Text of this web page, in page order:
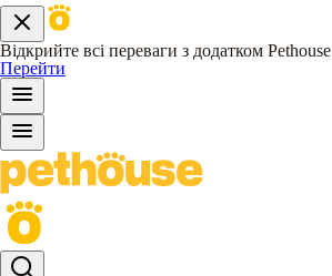
Відкрийте всі переваги з додатком Pethouse
Перейти